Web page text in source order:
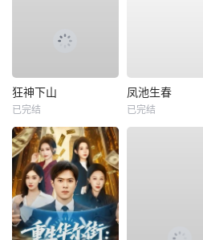
狂神下山
已完结
凤池生春
已完结